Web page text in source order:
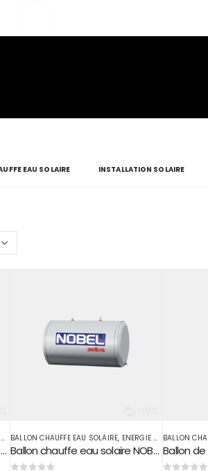
EAU SOLAIRE INSTALLATION SOLAIRE
Ballon chauffe eau solaire NOBEL 200 L
BALLON CHAUFFE EAU SOLAIRE, ENERGIE SOLAIRE THERMIQUE
Ballon chauffe eau solaire NOBEL 300 L
BALLON